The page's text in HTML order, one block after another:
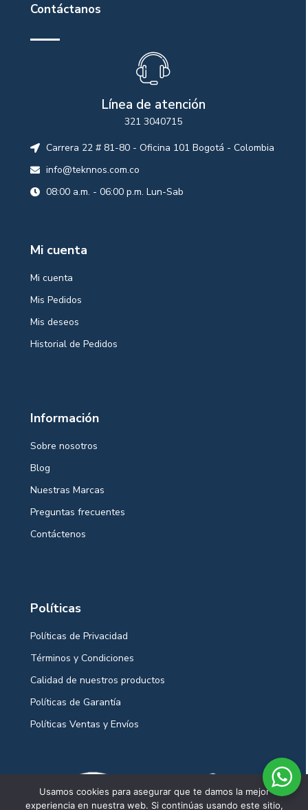
Contáctanos
Línea de atención
321 3040715
Carrera 22 # 81-80 - Oficina 101 Bogotá - Colombia
info@teknnos.com.co
08:00 a.m. - 06:00 p.m. Lun-Sab
Mi cuenta
Mi cuenta
Mis Pedidos
Mis deseos
Historial de Pedidos
Información
Sobre nosotros
Blog
Nuestras Marcas
Preguntas frecuentes
Contáctenos
Políticas
Políticas de Privacidad
Términos y Condiciones
Calidad de nuestros productos
Políticas de Garantía
Políticas Ventas y Envíos
Usamos cookies para asegurar que te damos la mejor
experiencia en nuestra web. Si continúas usando este sitio,